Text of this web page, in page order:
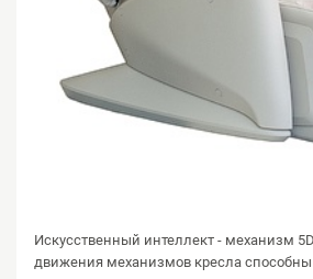
Искусственный интеллект - механизм
движения механизмов кресла